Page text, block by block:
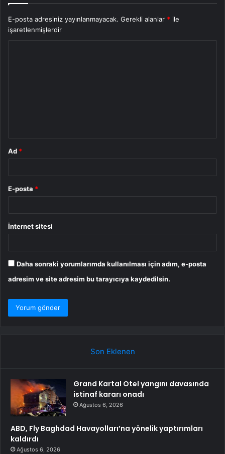
E-posta adresiniz yayınlanmayacak. Gerekli alanlar * ile
işaretlenmişlerdir
Ad *
E-posta *
İnternet sitesi
Daha sonraki yorumlarımda kullanılması için adım, e-posta
adresim ve site adresim bu tarayıcıya kaydedilsin.
Son Eklenen
Grand Kartal Otel yangını davasında
istinaf kararı onadı
Ağustos 6, 2026
ABD, Fly Baghdad Havayolları’na yönelik yaptırımları
kaldırdı
Ağustos 6, 2026